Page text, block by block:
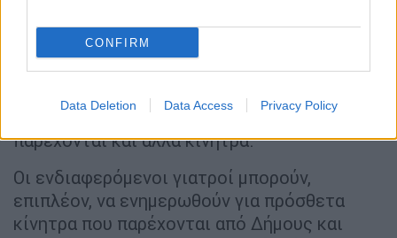
CONFIRM
Data Deletion Data Access Privacy Policy
Κορσεών, Ψέριμος, Θηρασιά, Θύμαινα, Σύμη,
Αμοργός και Ίος.
Παράλληλα υπάρχουν και νησιά που σε
συνεργασία με την Τοπική Αυτοδιοίκηση
παρέχονται και άλλα κίνητρα.
Οι ενδιαφερόμενοι γιατροί μπορούν,
επιπλέον, να ενημερωθούν για πρόσθετα
κίνητρα που παρέχονται από Δήμους και